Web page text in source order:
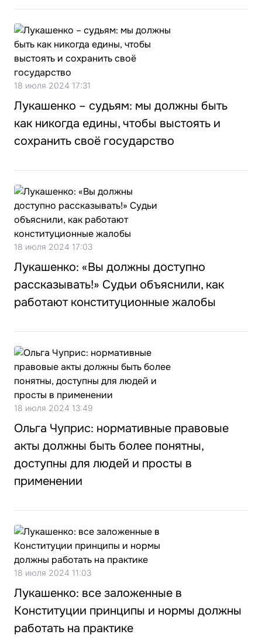
18 июля 2024 17:31
Лукашенко – судьям: мы должны быть
как никогда едины, чтобы выстоять и
сохранить своё государство
18 июля 2024 17:03
Лукашенко: «Вы должны доступно
рассказывать!» Судьи объяснили, как
работают конституционные жалобы
18 июля 2024 13:49
Ольга Чуприс: нормативные правовые
акты должны быть более понятны,
доступны для людей и просты в
применении
18 июля 2024 11:03
Лукашенко: все заложенные в
Конституции принципы и нормы должны
работать на практике